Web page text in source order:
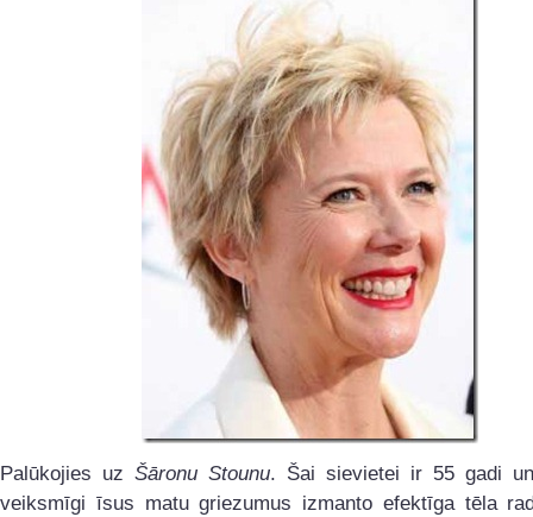
Palūkojies uz Šāronu Stounu. Šai sievietei ir 55 gadi
veiksmīgi īsus matu griezumus izmanto efektīga tēla